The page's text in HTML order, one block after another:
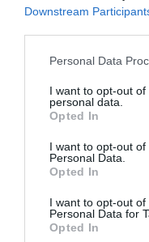
Downstream
Personal Data
I want to opt-out
personal data.
Opted In
I want to opt-out
Personal Data.
Opted In
I want to opt-out
Personal Data for
Opted In
business, mais
la premium éco est
l’éco ou la first, il y a
l’autre. Alors
vindicatifs et